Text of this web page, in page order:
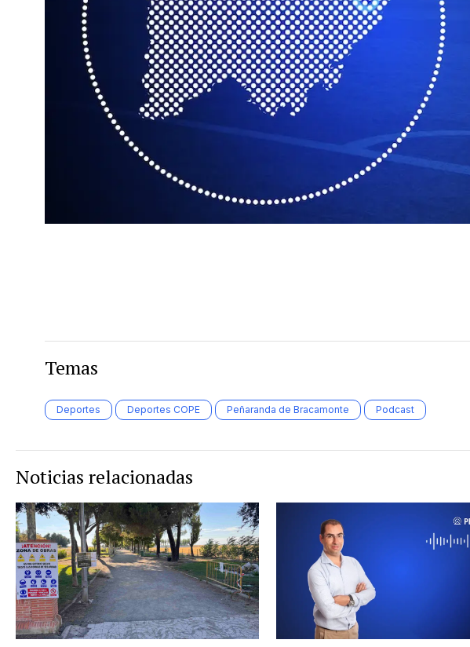
Temas
Deportes Deportes COPE Peñaranda de Bracamonte Podcast
Noticias relacionadas